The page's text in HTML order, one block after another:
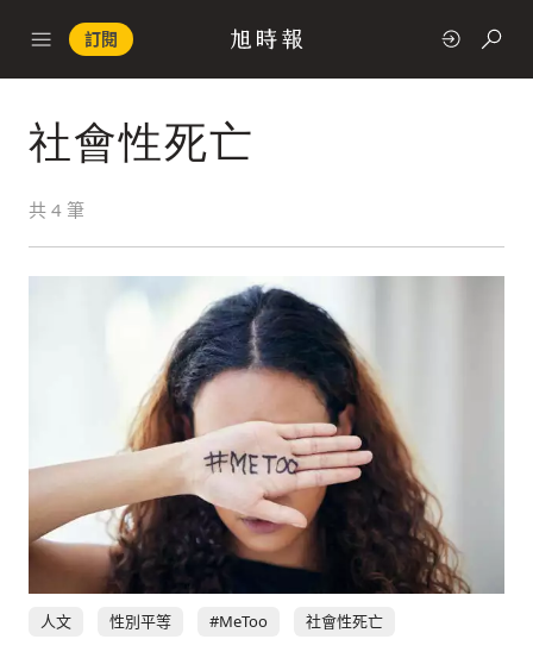
訂閱
經濟
科技
社會
社會性死亡
共 4 筆
人文 性別平等 #MeToo 社會性死亡